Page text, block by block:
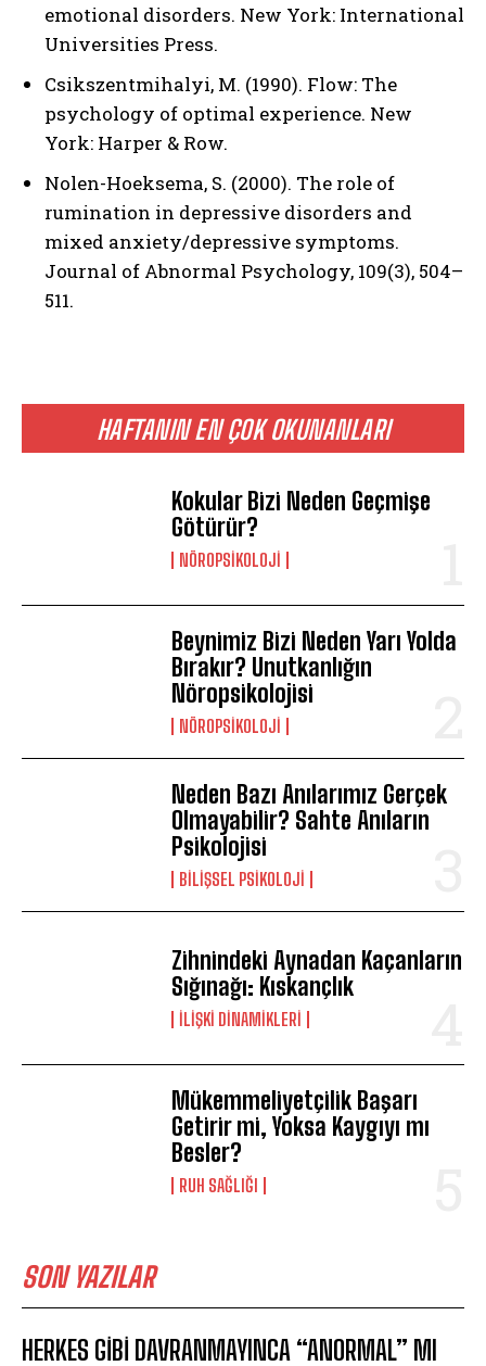
HAFTANIN EN ÇOK OKUNANLARI
Kokular Bizi Neden Geçmişe
Götürür?
NÖROPSIKOLOJI
Beynimiz Bizi Neden Yarı Yolda
Bırakır? Unutkanlığın
Nöropsikolojisi
NÖROPSIKOLOJI
Neden Bazı Anılarımız Gerçek
Olmayabilir? Sahte Anıların
Psikolojisi
BILIŞSEL PSIKOLOJI
Zihnindeki Aynadan Kaçanların
Sığınağı: Kıskançlık
İLIŞKI DINAMIKLERI
Mükemmeliyetçilik Başarı
Getirir mi, Yoksa Kaygıyı mı
Besler?
⁠RUH SAĞLIĞI
SON YAZILAR
HERKES GİBİ DAVRANMAYINCA “ANORMAL” MI
emotional disorders. New York: International
Universities Press.
Csikszentmihalyi, M. (1990). Flow: The
psychology of optimal experience. New
York: Harper & Row.
Nolen-Hoeksema, S. (2000). The role of
rumination in depressive disorders and
mixed anxiety/depressive symptoms.
Journal of Abnormal Psychology, 109(3), 504–
511.